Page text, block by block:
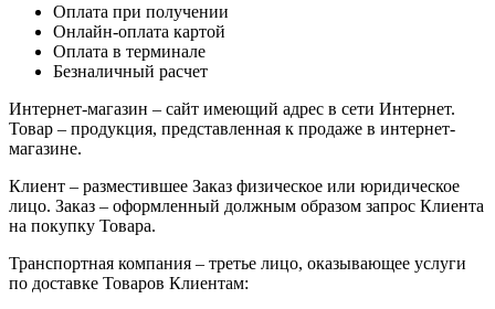
Оплата при получении
Онлайн-оплата картой
Оплата в терминале
Безналичный расчет
Интернет-магазин – сайт имеющий адрес в сети Интернет.
Товар – продукция, представленная к продаже в интернет-
магазине.
Клиент – разместившее Заказ физическое или юридическое
лицо. Заказ – оформленный должным образом запрос Клиента
на покупку Товара.
Транспортная компания – третье лицо, оказывающее услуги
по доставке Товаров Клиентам: